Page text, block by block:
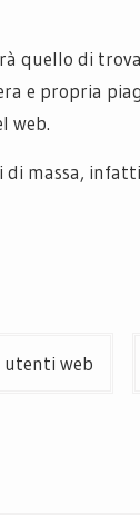
quello di
e propria
web.
massa,
utenti web